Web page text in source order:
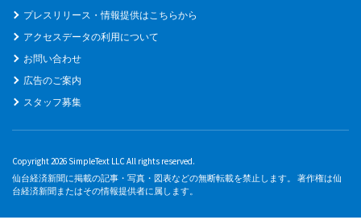
プレスリリース・情報提供はこちらから
アクセスデータの利用について
お問い合わせ
広告のご案内
スタッフ募集
Copyright 2026 SimpleText LLC All rights reserved.
仙台経済新聞に掲載の記事・写真・図表などの無断転載を禁止します。 著作権は仙
台経済新聞またはその情報提供者に属します。